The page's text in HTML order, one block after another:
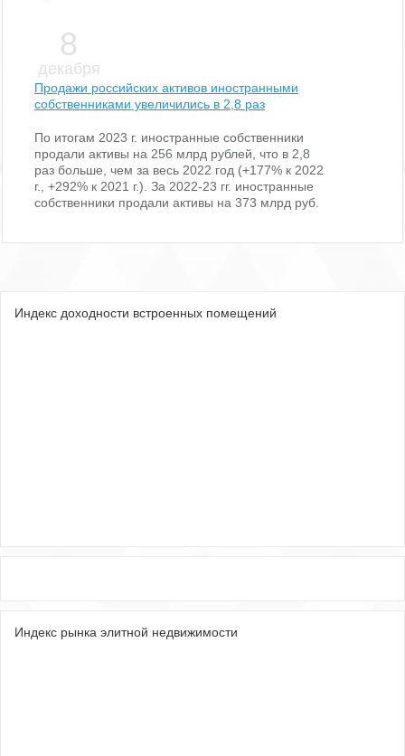
Индекс доходности встроенных помещений
Индекс рынка элитной недвижимости
8
декабря
Продажи российских активов иностранными
собственниками увеличились в 2,8 раз
По итогам 2023 г. иностранные собственники
продали активы на 256 млрд рублей, что в 2,8
раз больше, чем за весь 2022 год (+177% к 2022
г., +292% к 2021 г.). За 2022-23 гг. иностранные
собственники продали активы на 373 млрд руб.